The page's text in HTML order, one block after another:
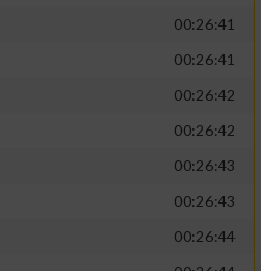
00:26:41
00:26:41
00:26:42
00:26:42
00:26:43
00:26:43
00:26:44